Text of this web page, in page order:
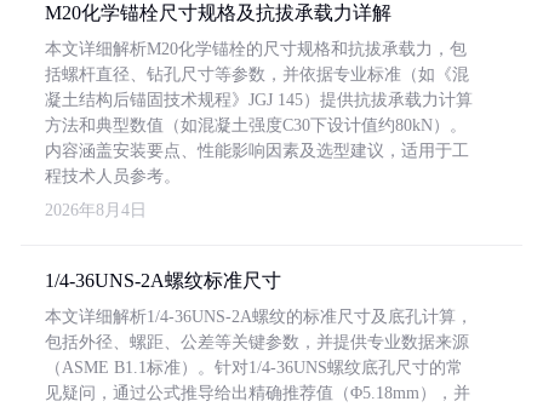
M20化学锚栓尺寸规格及抗拔承载力详解
本文详细解析M20化学锚栓的尺寸规格和抗拔承载力，包
括螺杆直径、钻孔尺寸等参数，并依据专业标准（如《混
凝土结构后锚固技术规程》JGJ 145）提供抗拔承载力计算
方法和典型数值（如混凝土强度C30下设计值约80kN）。
内容涵盖安装要点、性能影响因素及选型建议，适用于工
程技术人员参考。
2026年8月4日
1/4-36UNS-2A螺纹标准尺寸
本文详细解析1/4-36UNS-2A螺纹的标准尺寸及底孔计算，
包括外径、螺距、公差等关键参数，并提供专业数据来源
（ASME B1.1标准）。针对1/4-36UNS螺纹底孔尺寸的常
见疑问，通过公式推导给出精确推荐值（Φ5.18mm），并